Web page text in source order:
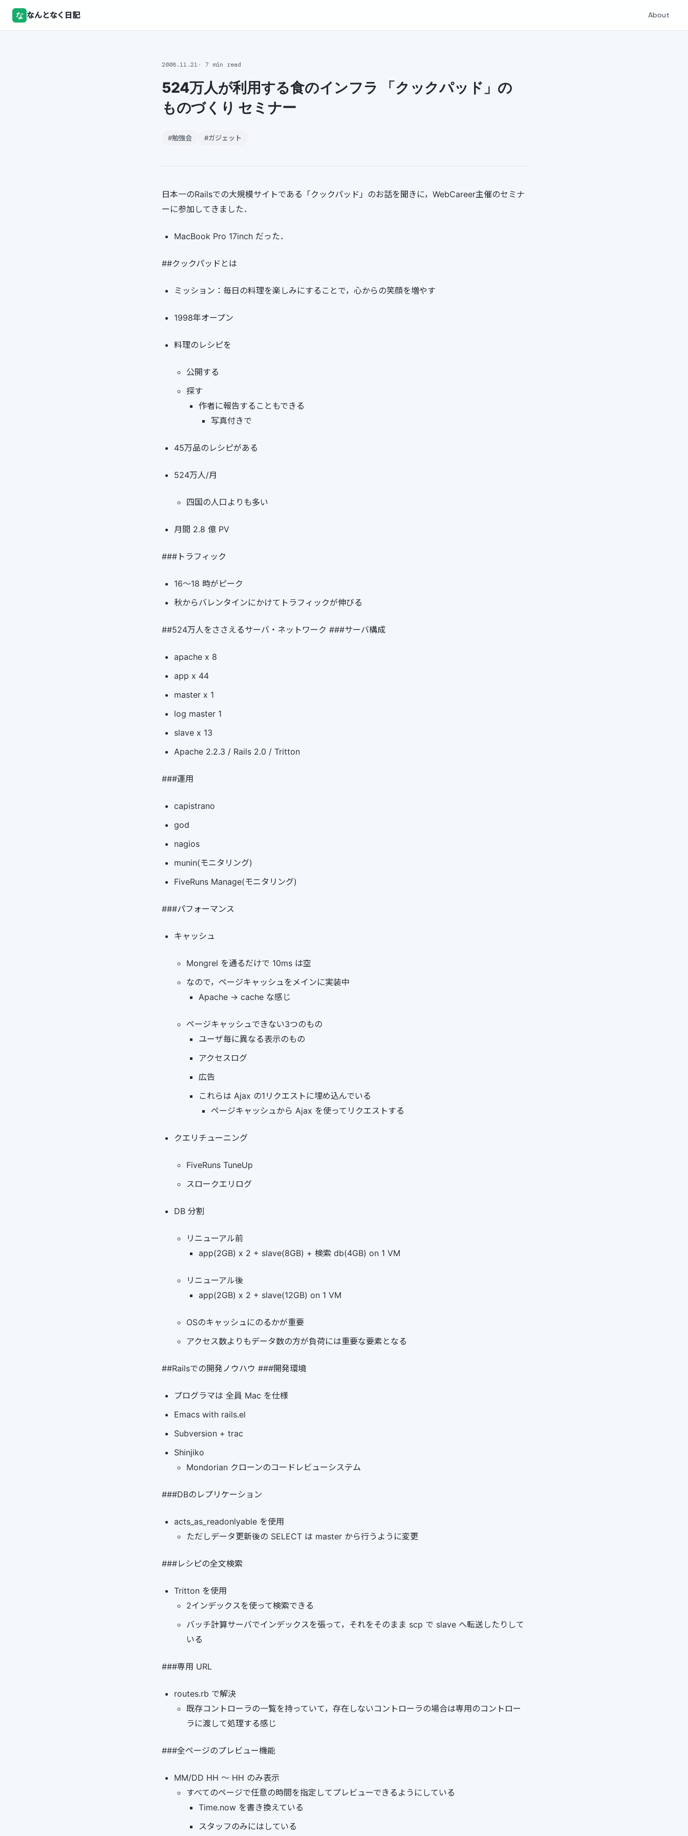
な なんとなく日記 About
2008.11.21 7 min read
524万人が利用する食のインフラ 「クックパッド」の
ものづくり セミナー
#勉強会 #ガジェット
日本一のRailsでの大規模サイトである「クックパッド」のお話を聞きに，WebCareer主催のセミナ
ーに参加してきました．
MacBook Pro 17inch だった．
##クックパッドとは
ミッション：毎日の料理を楽しみにすることで，心からの笑顔を増やす
1998年オープン
料理のレシピを
公開する
探す
作者に報告することもできる
写真付きで
45万品のレシピがある
524万人/月
四国の人口よりも多い
月間 2.8 億 PV
###トラフィック
16～18 時がピーク
秋からバレンタインにかけてトラフィックが伸びる
##524万人をささえるサーバ・ネットワーク ###サーバ構成
apache x 8
app x 44
master x 1
log master 1
slave x 13
Apache 2.2.3 / Rails 2.0 / Tritton
###運用
capistrano
god
nagios
munin(モニタリング)
FiveRuns Manage(モニタリング)
###パフォーマンス
キャッシュ
Mongrel を通るだけで 10ms は空
なので，ページキャッシュをメインに実装中
Apache -> cache な感じ
ページキャッシュできない3つのもの
ユーザ毎に異なる表示のもの
アクセスログ
広告
これらは Ajax の1リクエストに埋め込んでいる
ページキャッシュから Ajax を使ってリクエストする
クエリチューニング
FiveRuns TuneUp
スロークエリログ
DB 分割
リニューアル前
app(2GB) x 2 + slave(8GB) + 検索 db(4GB) on 1 VM
リニューアル後
app(2GB) x 2 + slave(12GB) on 1 VM
OSのキャッシュにのるかが重要
アクセス数よりもデータ数の方が負荷には重要な要素となる
##Railsでの開発ノウハウ ###開発環境
プログラマは 全員 Mac を仕様
Emacs with rails.el
Subversion + trac
Shinjiko
Mondorian クローンのコードレビューシステム
###DBのレプリケーション
acts_as_readonlyable を使用
ただしデータ更新後の SELECT は master から行うように変更
###レシピの全文検索
Tritton を使用
2インデックスを使って検索できる
バッチ計算サーバでインデックスを張って，それをそのまま scp で slave へ転送したりして
いる
###専用 URL
routes.rb で解決
既存コントローラの一覧を持っていて，存在しないコントローラの場合は専用のコントロー
ラに渡して処理する感じ
###全ページのプレビュー機能
MM/DD HH ～ HH のみ表示
すべてのページで任意の時間を指定してプレビューできるようにしている
Time.now を書き換えている
スタッフのみにはしている